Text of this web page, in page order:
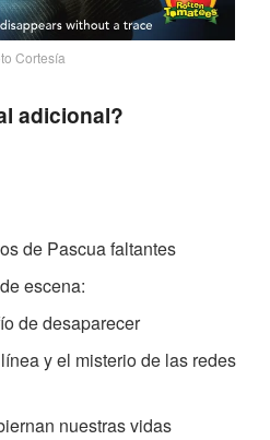
Cortesía
adicional?
de Pascua faltantes
escena:
de desaparecer
y el misterio de las redes
nuestras vidas